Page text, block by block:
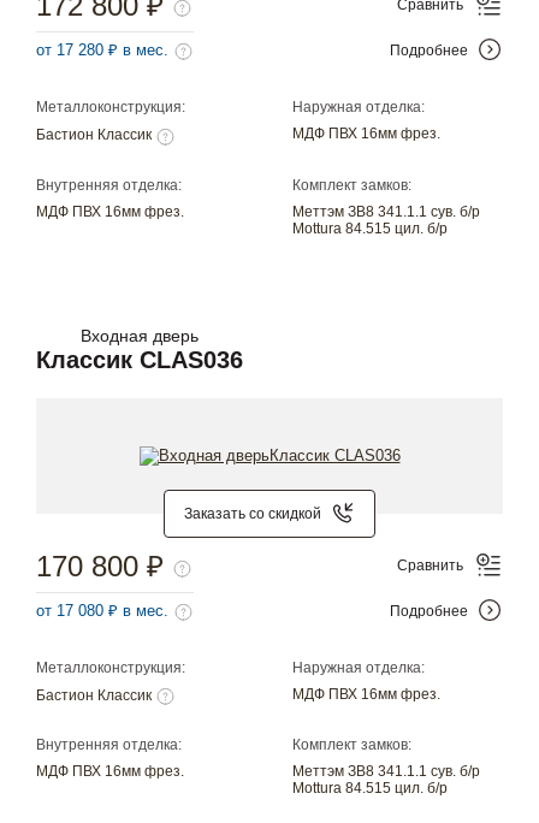
Металлоконструкция:
Бастион Классик
Наружная отделка:
МДФ ПВХ 16мм фрез.
Внутренняя отделка:
МДФ ПВХ 16мм фрез.
Комплект замков:
Меттэм ЗВ8 341.1.1 сув. б/р
Mottura 84.515 цил. б/р
от 17 280 ₽ в мес.
Сравнить
Подробнее
Входная дверь
Классик CLAS036
Заказать со скидкой
Металлоконструкция:
Бастион Классик
Наружная отделка:
МДФ ПВХ 16мм фрез.
Внутренняя отделка:
МДФ ПВХ 16мм фрез.
Комплект замков:
Меттэм ЗВ8 341.1.1 сув. б/р
Mottura 84.515 цил. б/р
170 800 ₽
от 17 080 ₽ в мес.
Сравнить
Подробнее